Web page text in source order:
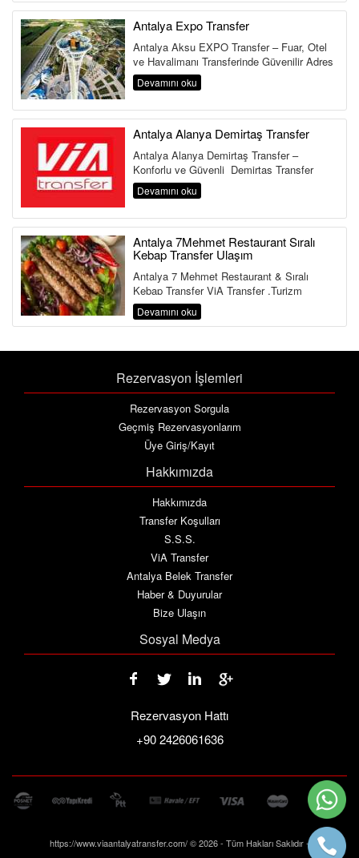
Antalya Expo Transfer
Antalya Aksu EXPO Transfer – Fuar, Otel
ve Havalimanı Transferinde Güvenilir Adres
Antalya Aksu Transfer Hi...
Devamını oku
Antalya Alanya Demirtaş Transfer
Antalya Alanya Demirtaş Transfer –
Konforlu ve Güvenli Demirtaş Transfer
Hizmeti Antalya Havalimanı&...
Devamını oku
Antalya 7Mehmet Restaurant Sıralı
Kebap Transfer Ulaşım
Antalya 7 Mehmet Restaurant & Sıralı
Kebap Transfer ViA Transfer ,Turizm
Bakanlığı ve Ulaştırma Bakanlığına Bağlı ...
Devamını oku
Rezervasyon İşlemleri
Rezervasyon Sorgula
Geçmiş Rezervasyonlarım
Üye Giriş/Kayıt
Hakkımızda
Hakkımızda
Transfer Koşulları
S.S.S.
ViA Transfer
Antalya Belek Transfer
Haber & Duyurular
Bize Ulaşın
Sosyal Medya
Rezervasyon Hattı
+90 2426061636
https://www.viaantalyatransfer.com/ © 2026 - Tüm Hakları Saklıdır -